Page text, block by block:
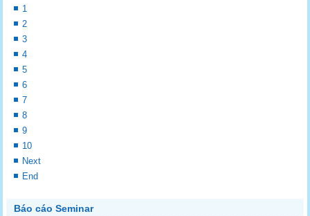
1
2
3
4
5
6
7
8
9
10
Next
End
Báo cáo Seminar